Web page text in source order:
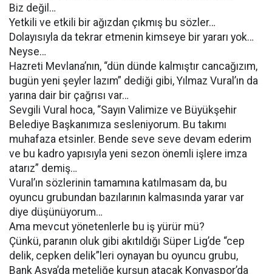
Biz değil…
Yetkili ve etkili bir ağızdan çıkmış bu sözler…
Dolayısıyla da tekrar etmenin kimseye bir yararı yok…
Neyse…
Hazreti Mevlana’nın, “dün dünde kalmıştır cancağızım,
bugün yeni şeyler lazım” dediği gibi, Yılmaz Vural’ın da
yarına dair bir çağrısı var…
Sevgili Vural hoca, “Sayın Valimize ve Büyükşehir
Belediye Başkanımıza sesleniyorum. Bu takımı
muhafaza etsinler. Bende seve seve devam ederim
ve bu kadro yapısıyla yeni sezon önemli işlere imza
atarız” demiş…
Vural’ın sözlerinin tamamına katılmasam da, bu
oyuncu grubundan bazılarının kalmasında yarar var
diye düşünüyorum…
Ama mevcut yönetenlerle bu iş yürür mü?
Çünkü, paranın oluk gibi akıtıldığı Süper Lig’de “cep
delik, cepken delik”leri oynayan bu oyuncu grubu,
Bank Asya’da meteliğe kurşun atacak Konyaspor’da